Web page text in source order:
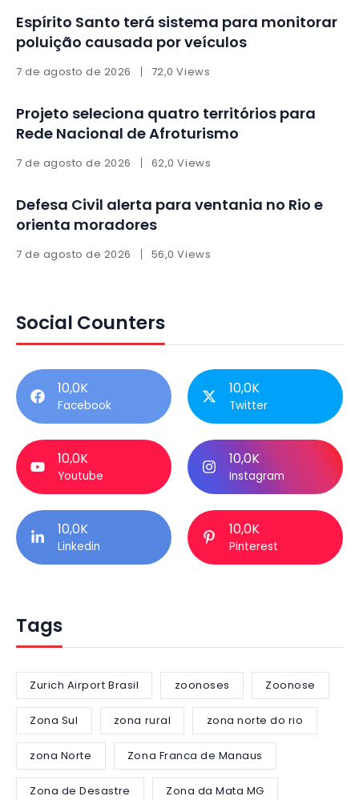
Espírito Santo terá sistema para monitorar
poluição causada por veículos
7 de agosto de 2026 72,0 Views
Projeto seleciona quatro territórios para
Rede Nacional de Afroturismo
7 de agosto de 2026 62,0 Views
Defesa Civil alerta para ventania no Rio e
orienta moradores
7 de agosto de 2026 56,0 Views
Social Counters
10,0K
Facebook
10,0K
Twitter
10,0K
Youtube
10,0K
Instagram
10,0K
Linkedin
10,0K
Pinterest
Tags
Zurich Airport Brasil zoonoses Zoonose
Zona Sul zona rural zona norte do rio
zona Norte Zona Franca de Manaus
Zona de Desastre Zona da Mata MG